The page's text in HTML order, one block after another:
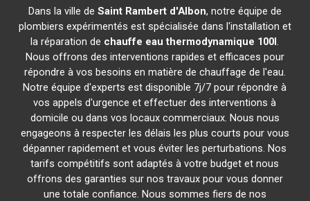
Dans la ville de Saint Rambert d'Albon, notre équipe de
plombiers expérimentés est spécialisée dans l'installation et
la réparation de chauffe eau thermodynamique 100l.
Nous offrons des interventions rapides et efficaces pour
répondre à vos besoins en matière de chauffage de l'eau.
Notre équipe d'experts est disponible 7j/7 pour répondre à
vos appels d'urgence et effectuer des interventions à
domicile ou dans vos locaux commerciaux. Nous nous
engageons à respecter les délais les plus courts pour vous
dépanner rapidement et vous éviter les perturbations. Nos
tarifs compétitifs sont adaptés à votre budget et nous
offrons des garanties sur nos travaux pour vous donner
une totale confiance. Nous sommes fiers de nos